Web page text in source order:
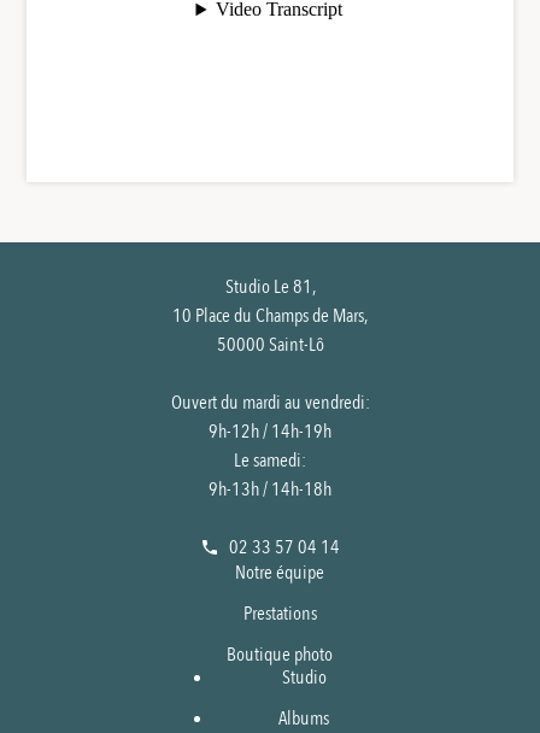
Studio Le 81,
10 Place du Champs de Mars,
50000 Saint-Lô
Ouvert du mardi au vendredi:
9h-12h / 14h-19h
Le samedi:
9h-13h / 14h-18h
02 33 57 04 14
Notre équipe
Prestations
Boutique photo
Studio
Albums